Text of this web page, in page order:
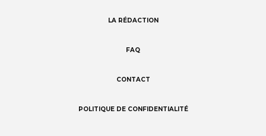
LA RÉDACTION
FAQ
CONTACT
POLITIQUE DE CONFIDENTIALITÉ